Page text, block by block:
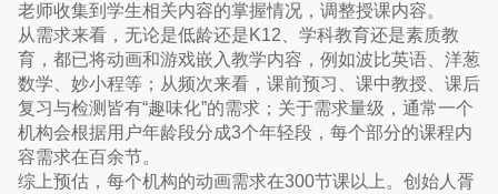
老师收集到学生相关内容的掌握情况，调整授课内容。
从需求来看，无论是低龄还是K12、学科教育还是素质教
育，都已将动画和游戏嵌入教学内容，例如波比英语、洋葱
数学、妙小程等；从频次来看，课前预习、课中教授、课后
复习与检测皆有“趣味化”的需求；关于需求量级，通常一个
机构会根据用户年龄段分成3个年轻段，每个部分的课程内
容需求在百余节。
综上预估，每个机构的动画需求在300节课以上。创始人胥